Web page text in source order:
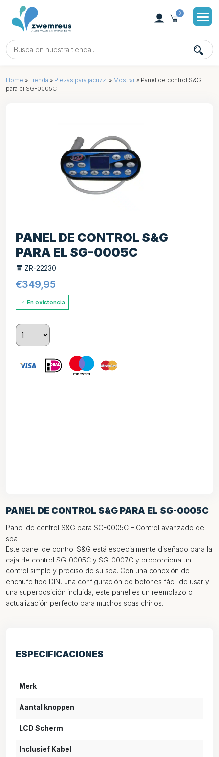
0
Home » Tienda » Piezas para jacuzzi » Mostrar » Panel de control S&G
para el SG-0005C
PANEL DE CONTROL S&G PARA EL SG-0005C
Panel de control S&G para SG-0005C – Control avanzado de
spa
Este panel de control S&G está especialmente diseñado para la
caja de control SG-0005C y SG-0007C y proporciona un
control simple y preciso de su spa. Con una conexión de
enchufe tipo DIN, una configuración de botones fácil de usar y
una superposición incluida, este panel es un reemplazo o
actualización perfecto para muchos spas chinos.
ESPECIFICACIONES
Merk
Aantal knoppen
LCD Scherm
Inclusief Kabel
PANEL DE CONTROL S&G
PARA EL SG-0005C
ZR-22230
€349,95
En existencia